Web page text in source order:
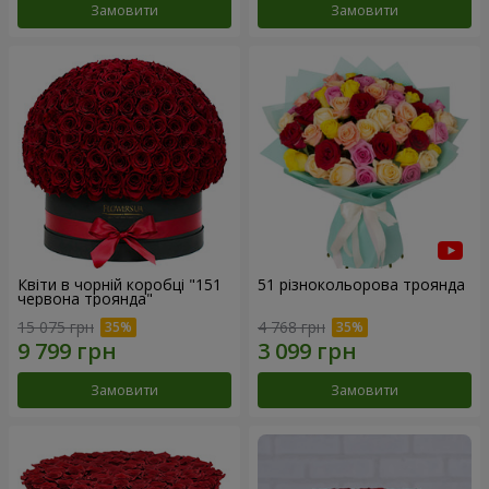
Замовити Замовити
Квіти в чорній коробці "151
червона троянда"
15 075 грн
Замовити
51 різнокольорова троянда
4 768 грн
Замовити